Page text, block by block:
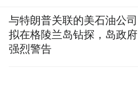
与特朗普关联的美石油公司
拟在格陵兰岛钻探，岛政府
强烈警告